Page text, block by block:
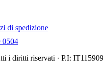
di spedizione
0504
i diritti riservati · P.I: